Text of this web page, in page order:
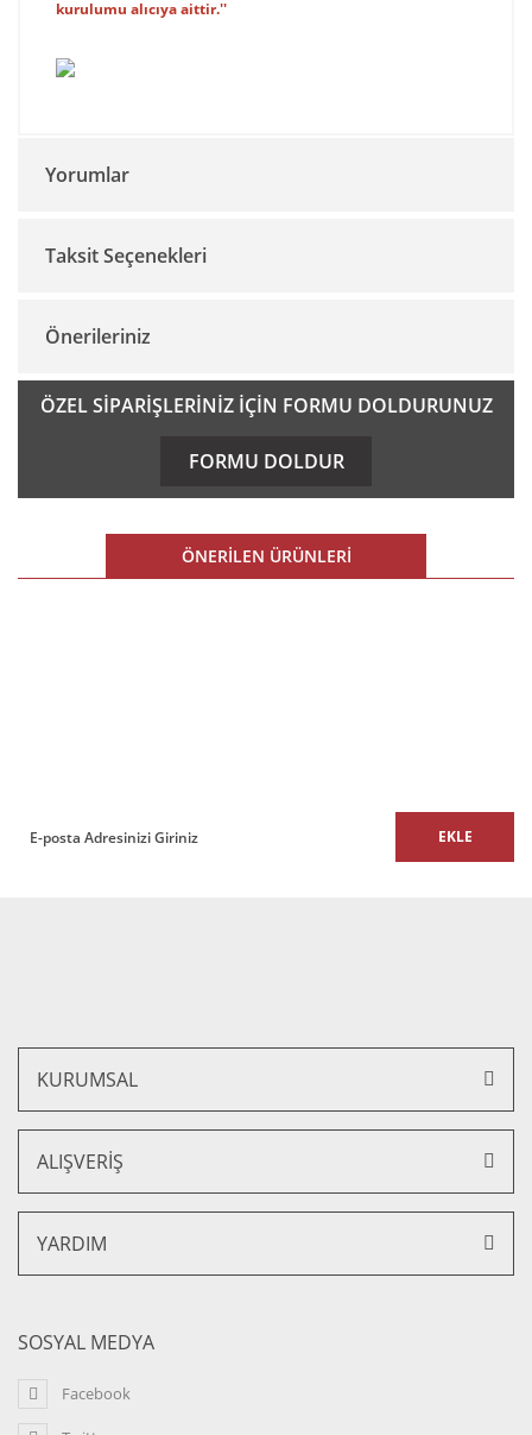
kurulumu alıcıya aittir.''
Yorumlar
Bu ürüne ilk yorumu siz yapın!
Taksit Seçenekleri
Önerileriniz
Bu ürünün fiyat bilgisi, resim, ürün açıklamalarında ve diğer
konularda yetersiz gördüğünüz noktaları öneri formunu
kullanarak tarafımıza iletebilirsiniz.
Ürün resmi kalitesiz, bozuk veya görüntülenemiyor.
Ürün açıklamasında eksik bilgiler bulunuyor.
ÖZEL SİPARİŞLERİNİZ İÇİN FORMU DOLDURUNUZ
FORMU DOLDUR
ÖNERİLEN ÜRÜNLERİ
Soft Üçlü Ofis Büro Kanepesi
Soft İkili Ofis Büro Kanepesi
34.000,00 TL + KDV
26.860,00 TL + KDV
EKLE
KURUMSAL
ALIŞVERİŞ
YARDIM
SOSYAL MEDYA
Facebook